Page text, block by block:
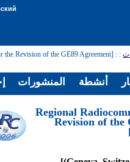
:
the Revision of the GE89 Agreement
[Regional
Revision of the
المنشورات أنشطة